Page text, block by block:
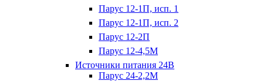
Парус 12-1П, исп. 1
Парус 12-1П, исп. 2
Парус 12-2П
Парус 12-4,5М
Источники питания 24В
Парус 24-2,2М